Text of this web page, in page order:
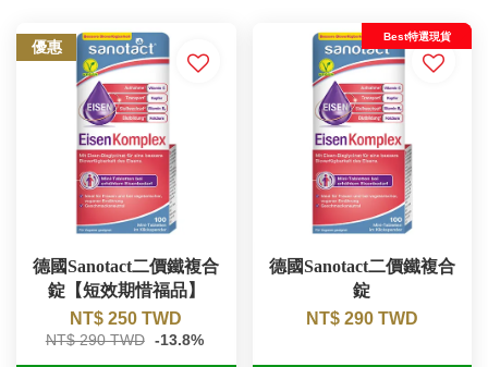
優惠
德國Sanotact二價鐵複合
錠【短效期惜福品】
NT$ 250 TWD
NT$ 290 TWD -13.8%
Best特選現貨
德國Sanotact二價鐵複合
錠
NT$ 290 TWD